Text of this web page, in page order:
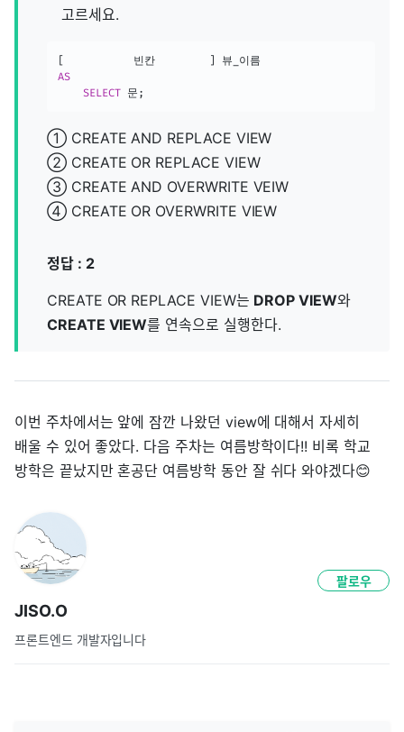
고르세요.
AS
SELECT 문 ;
① CREATE AND REPLACE VIEW
② CREATE OR REPLACE VIEW
③ CREATE AND OVERWRITE VEIW
④ CREATE OR OVERWRITE VIEW
정답 : 2
CREATE OR REPLACE VIEW는 DROP VIEW와
CREATE VIEW를 연속으로 실행한다.
이번 주차에서는 앞에 잠깐 나왔던 view에 대해서 자세히
배울 수 있어 좋았다. 다음 주차는 여름방학이다!! 비록 학교
방학은 끝났지만 혼공단 여름방학 동안 잘 쉬다 와야겠다😊
JISO.O
프론트엔드 개발자입니다
팔로우